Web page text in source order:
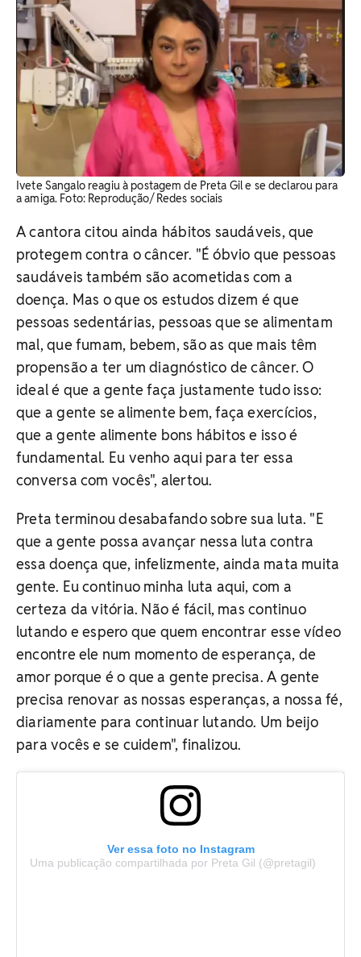
Ivete Sangalo reagiu à postagem de Preta Gil e se declarou para
a amiga. Foto: Reprodução/ Redes sociais
A cantora citou ainda hábitos saudáveis, que
protegem contra o câncer. "É óbvio que pessoas
saudáveis também são acometidas com a
doença. Mas o que os estudos dizem é que
pessoas sedentárias, pessoas que se alimentam
mal, que fumam, bebem, são as que mais têm
propensão a ter um diagnóstico de câncer. O
ideal é que a gente faça justamente tudo isso:
que a gente se alimente bem, faça exercícios,
que a gente alimente bons hábitos e isso é
fundamental. Eu venho aqui para ter essa
conversa com vocês", alertou.
Preta terminou desabafando sobre sua luta. "E
que a gente possa avançar nessa luta contra
essa doença que, infelizmente, ainda mata muita
gente. Eu continuo minha luta aqui, com a
certeza da vitória. Não é fácil, mas continuo
lutando e espero que quem encontrar esse vídeo
encontre ele num momento de esperança, de
amor porque é o que a gente precisa. A gente
precisa renovar as nossas esperanças, a nossa fé,
diariamente para continuar lutando. Um beijo
para vocês e se cuidem", finalizou.
Ver essa foto no Instagram
Uma publicação compartilhada por Preta Gil (@pretagil)